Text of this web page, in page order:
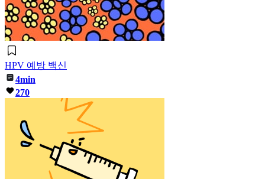
HPV 예방 백신
4min
270